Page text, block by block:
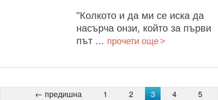
"Колкото и да ми се иска да
насърча онзи, който за първи
път ... прочети още
← предишна 1 2 3 4
5